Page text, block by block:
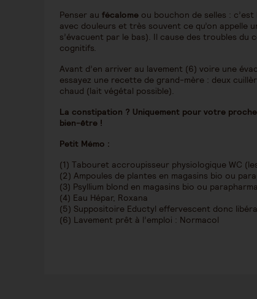
Penser au fécalome ou bouchon de selles :
avec douleurs et très souvent ce qu’on appelle
s’évacuent par le bas). Il cause des troubles
cognitifs.
Avant d’en arriver au lavement (6) voire une
essayez une recette de grand-mère : deux
chaud (lait végétal possible).
La constipation ? Uniquement pour votre
bien-être !
Petit Mémo :
(1) Tabouret accroupisseur physiologique WC
(2) Ampoules de plantes en magasins bio ou
(3) Psyllium blond en magasins bio ou
(4) Eau Hépar, Roxana
(5) Suppositoire Eductyl effervescent donc
(6) Lavement prêt à l’emploi : Normacol